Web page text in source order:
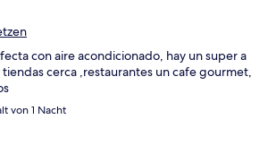
con aire acondicionado, hay un super a
tiendas cerca ,restaurantes un cafe gourmet,
von 1 Nacht